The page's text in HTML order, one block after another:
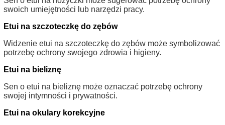
swoich umiejętności lub narzędzi pracy.
Etui na szczoteczkę do zębów
Widzenie etui na szczoteczkę do zębów może symbolizować
potrzebę ochrony swojego zdrowia i higieny.
Etui na bieliznę
Sen o etui na bieliznę może oznaczać potrzebę ochrony
swojej intymności i prywatności.
Etui na okulary korekcyjne